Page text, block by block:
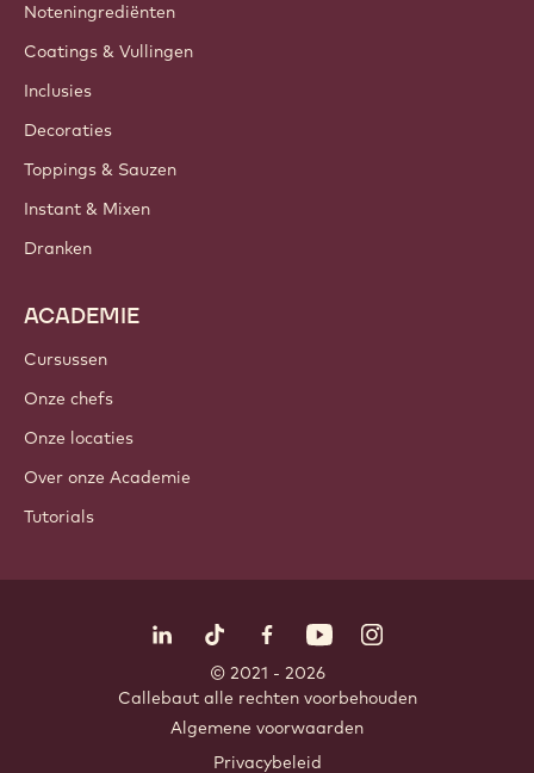
Noteningrediënten
Coatings & Vullingen
Inclusies
Decoraties
Toppings & Sauzen
Instant & Mixen
Dranken
ACADEMIE
Cursussen
Onze chefs
Onze locaties
Over onze Academie
Tutorials
LinkedIn Opens in a new window.
TikTok Opens in a new window.
Facebook Opens in a new
YouTubeInstagram
© 2021 - 2026
Callebaut. alle rechten voorbehouden
Algemene voorwaarden
Privacybeleid